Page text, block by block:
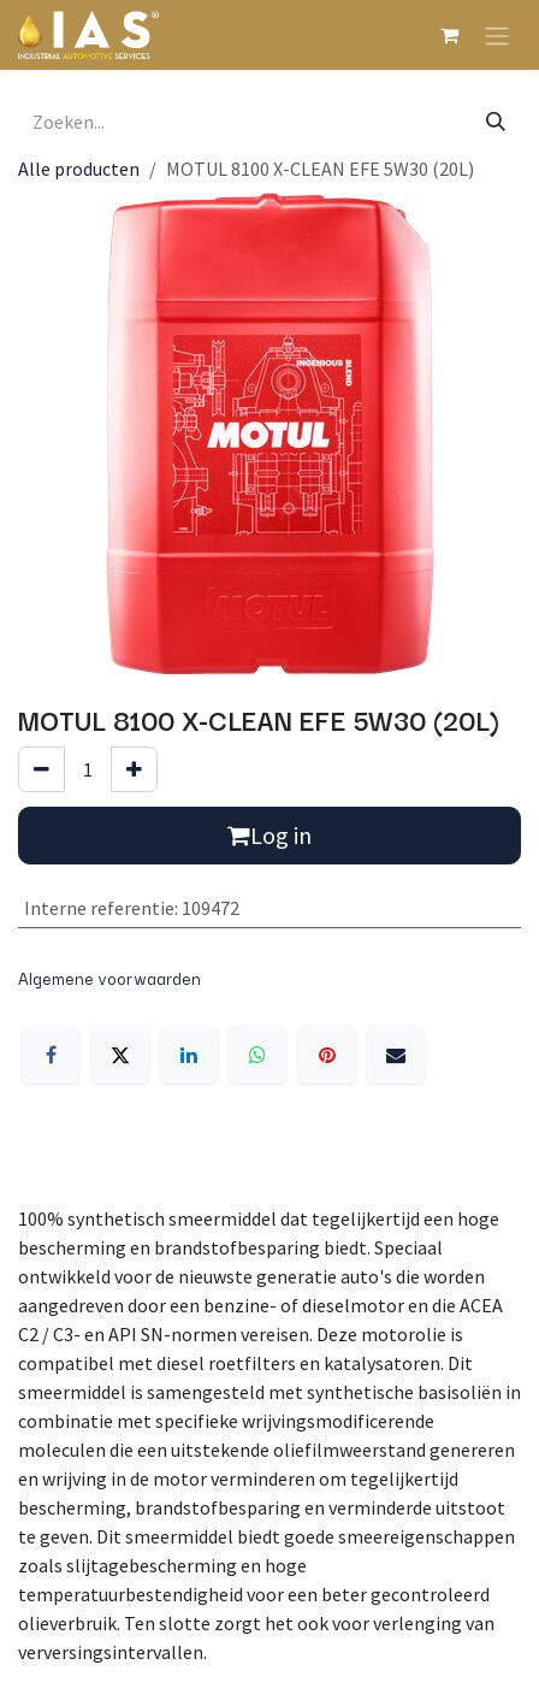
Overslaan naar inhoud
Alle producten MOTUL 8100 X-CLEAN EFE 5W30 (20L)
MOTUL 8100 X-CLEAN EFE 5W30 (20L)
Log in
Interne referentie: 109472
Algemene voorwaarden
100% synthetisch smeermiddel dat tegelijkertijd een hoge
bescherming en brandstofbesparing biedt. Speciaal
ontwikkeld voor de nieuwste generatie auto's die worden
aangedreven door een benzine- of dieselmotor en die ACEA
C2 / C3- en API SN-normen vereisen. Deze motorolie is
compatibel met diesel roetfilters en katalysatoren. Dit
smeermiddel is samengesteld met synthetische basisoliën in
combinatie met specifieke wrijvingsmodificerende
moleculen die een uitstekende oliefilmweerstand genereren
en wrijving in de motor verminderen om tegelijkertijd
bescherming, brandstofbesparing en verminderde uitstoot
te geven. Dit smeermiddel biedt goede smeereigenschappen
zoals slijtagebescherming en hoge
temperatuurbestendigheid voor een beter gecontroleerd
olieverbruik. Ten slotte zorgt het ook voor verlenging van
verversingsintervallen.